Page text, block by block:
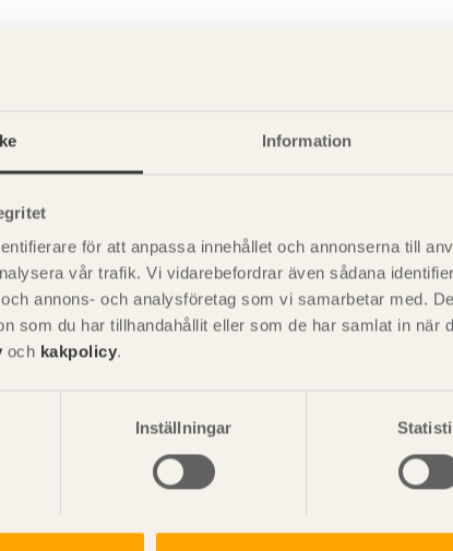
Information
för att anpassa innehållet och annonserna till
vår trafik. Vi vidarebefordrar även sådana
annons- och analysföretag som vi samarbetar med.
som du har tillhandahållit eller som de har samlat in när
och kakpolicy.
Inställningar
är svensk sågverksnärings
att beskriva träprodukter och